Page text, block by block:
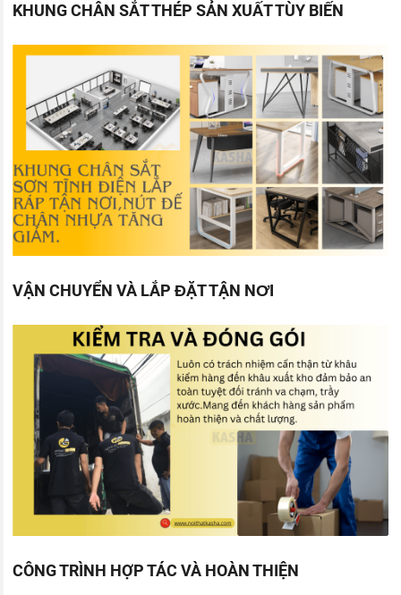
KHUNG CHÂN SẮT THÉP SẢN XUẤT TÙY BIẾN
VẬN CHUYỂN VÀ LẮP ĐẶT TẬN NƠI
CÔNG TRÌNH HỢP TÁC VÀ HOÀN THIỆN